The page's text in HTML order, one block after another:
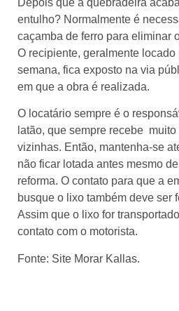
entulho? Normalmente é
caçamba de ferro para eliminar
O recipiente, geralmente locado
semana, fica exposto na via
em que a obra é realizada.
O locatário sempre é o
latão, que sempre recebe
vizinhas. Então, mantenha-se
não ficar lotada antes mesmo
reforma. O contato para que a
busque o lixo também deve ser
Assim que o lixo for
contato com o motorista.
Fonte: Site Morar Kallas.